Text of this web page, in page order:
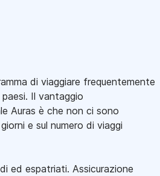
di viaggiare frequentemente
Il vantaggio
Auras è che non ci sono
e sul numero di viaggi
ed espatriati. Assicurazione